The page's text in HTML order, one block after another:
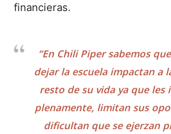
financieras.
“En Chili Piper sabemos
dejar la escuela impactan a
resto de su vida ya que
plenamente, limitan sus
dificultan que se ejerzan